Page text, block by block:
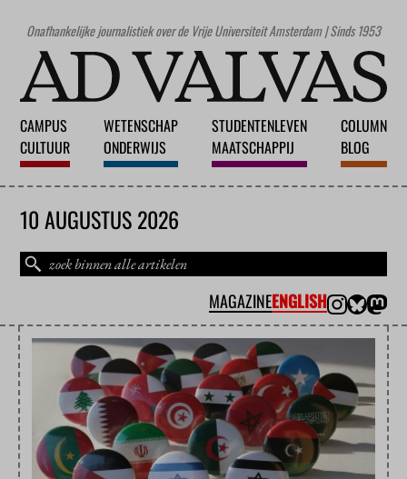
Onafhankelijke journalistiek over de Vrije Universiteit Amsterdam | Sinds 1953
CAMPUS
CULTUUR
WETENSCHAP
ONDERWIJS
STUDENTENLEVEN
MAATSCHAPPIJ
COLUMN
BLOG
10 AUGUSTUS 2026
MAGAZINEENGLISH